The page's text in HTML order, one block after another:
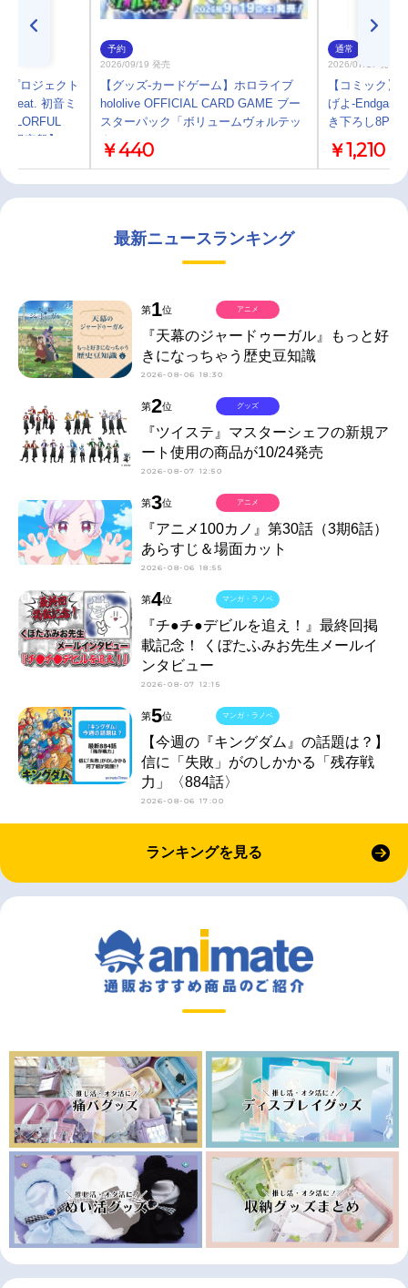
プロジェクト
! feat. 初音ミ
限定盤】
予約
2026/09/19 発売
【グッズ-カードゲーム】ホロライブ
hololive OFFICIAL CARD GAME ブー
スターパック「ボリュームヴォルテッ
クス」
￥440
通常
2026/07/17 発売
【コミック】
げよ-
き下ろし8P小
￥1,210
最新ニュースランキング
第1位
『天幕のジャードゥーガル』もっと好
きになっちゃう歴史豆知識
2026-08-06 18:30
アニメ
第2位
『ツイステ』マスターシェフの新規ア
ート使用の商品が10/24発売
2026-08-07 12:50
グッズ
第3位
『アニメ100カノ』第30話（3期6話）
あらすじ＆場面カット
2026-08-06 18:55
アニメ
第4位
『チ●チ●デビルを追え！』最終回掲
載記念！ くぼたふみお先生メールイ
ンタビュー
2026-08-07 12:15
マンガ・ラノベ
第5位
【今週の『キングダム』の話題は？】
信に「失敗」がのしかかる「残存戦
力」〈884話〉
2026-08-06 17:00
マンガ・ラノベ
ランキングを見る